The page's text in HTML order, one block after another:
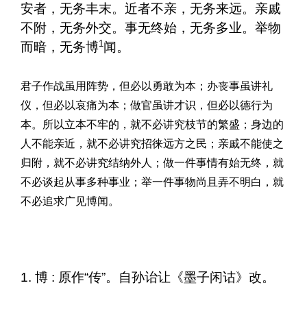
安者，无务丰末。近者不亲，无务来远。亲戚
不附，无务外交。事无终始，无务多业。举物
而暗，无务博1 闻。
君子作战虽用阵势，但必以勇敢为本；办丧事虽讲礼
仪，但必以哀痛为本；做官虽讲才识，但必以德行为
本。所以立本不牢的，就不必讲究枝节的繁盛；身边的
人不能亲近，就不必讲究招徕远方之民；亲戚不能使之
归附，就不必讲究结纳外人；做一件事情有始无终，就
不必谈起从事多种事业；举一件事物尚且弄不明白，就
不必追求广见博闻。
1. 博 : 原作“传”。自孙诒让《墨子闲诂》改。